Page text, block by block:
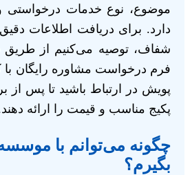
موضوع، نوع خدمات درخواستی
دارد. برای دریافت اطلاعات
شفاف، توصیه می‌کنیم از طریق
فرم درخواست مشاوره رایگان
پویش در ارتباط باشید تا پس از
پکیج مناسب و قیمت را ارائه
چگونه می‌توانم با
بگیرم؟